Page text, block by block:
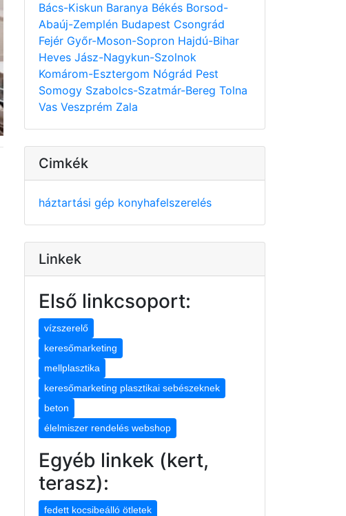
Bács-Kiskun Baranya Békés Borsod-
Abaúj-Zemplén Budapest Csongrád
Fejér Győr-Moson-Sopron Hajdú-Bihar
Heves Jász-Nagykun-Szolnok
Komárom-Esztergom Nógrád Pest
Somogy Szabolcs-Szatmár-Bereg Tolna
Vas Veszprém Zala
Cimkék
háztartási gép konyhafelszerelés
Linkek
Első linkcsoport:
vízszerelő
keresőmarketing
mellplasztika
keresőmarketing plasztikai sebészeknek
beton
élelmiszer rendelés webshop
Egyéb linkek (kert,
terasz):
fedett kocsibeálló ötletek